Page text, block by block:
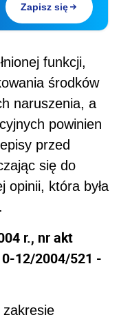
Zapisz się
funkcji,
środków
naruszenia, a
powinien
przed
się do
opinii, która była
r., nr akt
12/2004/521 -